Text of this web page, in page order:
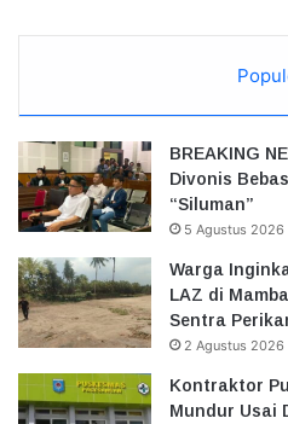
BREAKING
Divonis
“Siluman”
5 Agustus 2026
Warga
LAZ di
Sentra
2 Agustus 2026
Kontraktor
Mundur Usai